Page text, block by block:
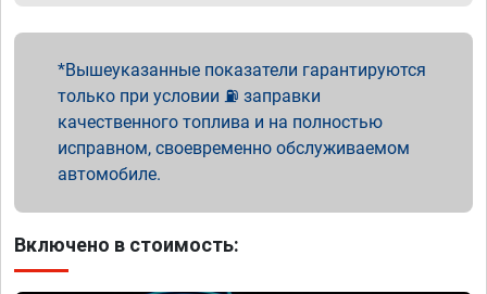
Вышеуказанные показатели гарантируются
только при условии ⛽ заправки
качественного топлива и на полностью
исправном, своевременно обслуживаемом
автомобиле.
Включено в стоимость: